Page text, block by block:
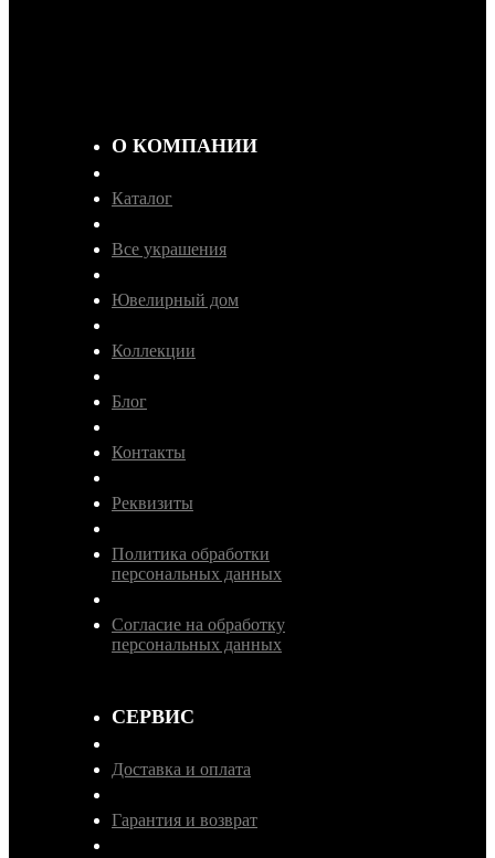
О КОМПАНИИ
Каталог
Все украшения
Ювелирный дом
Коллекции
Блог
Контакты
Реквизиты
Политика обработки
персональных данных
Согласие на обработку
персональных данных
СЕРВИС
Доставка и оплата
Гарантия и возврат